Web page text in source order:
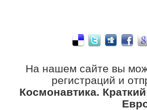
На нашем сайте вы
регистраций и
Космонавтика.